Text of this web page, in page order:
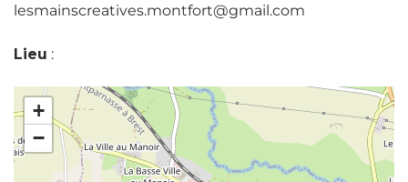
lesmainscreatives.montfort@gmail.com
Lieu :
+
−